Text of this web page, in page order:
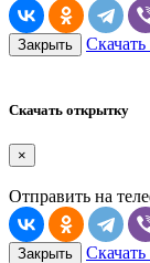
Закрыть
Скачать открытку
×
Отправить на
Закрыть